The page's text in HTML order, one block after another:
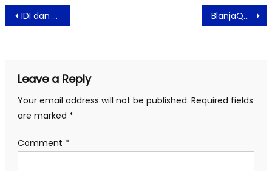
Post
navigation
IDI dan KlikDokter Rayakan HBDI Gelar Cycling for Donation (CFD) 2020 BlanjaQue Hadirkan Pembeli Selera Pilihan
Leave a Reply
Your email address will not be published. Required fields
are marked *
Comment *